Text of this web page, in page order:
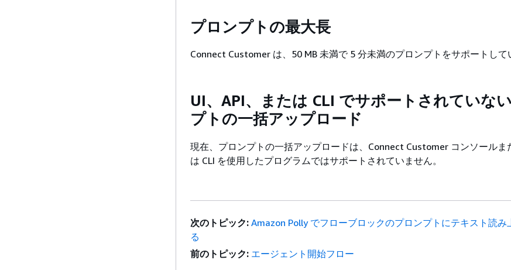
プロンプトの最大長
Connect Customer は、50 MB 未満で 5 分未満のプロンプトをサポートして
UI、API、または CLI でサポートされていな
プトの一括アップロード
現在、プロンプトの一括アップロードは、Connect Customer コンソールま
は CLI を使用したプログラムではサポートされていません。
次のトピック: Amazon Polly でフローブロックのプロンプトにテキスト読み
る
前のトピック: エージェント開始フロー